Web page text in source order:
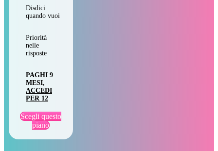
Disdici
quando vuoi
Priorità
nelle
risposte
PAGHI 9
MESI,
ACCEDI
PER 12
Scegli questo
piano